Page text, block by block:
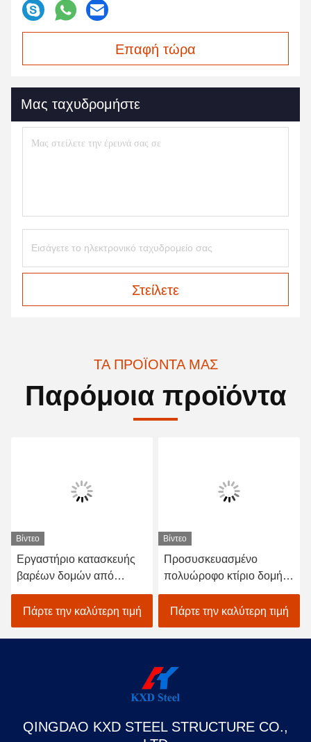
Επαφή τώρα
Μας ταχυδρομήστε
Στείλετε
ΤΑ ΠΡΟΪΌΝΤΑ ΜΑΣ
Παρόμοια προϊόντα
Βίντεο
Εργαστήριο κατασκευής
βαρέων δομών από
χάλυβα
Πάρτε την καλύτερη τιμή
Βίντεο
Προσυσκευασμένο
πολυώροφο κτίριο δομής
από χάλυβα Αποθήκη
SGS BV CE Έγκριση
Πάρτε την καλύτερη τιμή
QINGDAO KXD STEEL STRUCTURE CO.,